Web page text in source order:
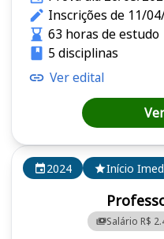
2024 Início
Salário R$
Inscrições de 11/
63 horas de estudo
5 disciplinas
Ver edital